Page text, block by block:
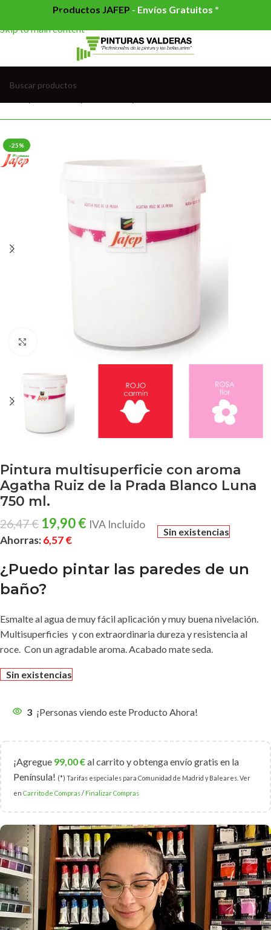
Skip to navigation
Skip to main content
Productos JAFEP - Envíos Gratuitos *
-25%
Clic para ampliar
Pintura multisuperficie con aroma
Agatha Ruiz de la Prada Blanco Luna
750 ml.
26,47€ 19,90€ IVA Incluido
Ahorras:6,57€
Sin existencias
¿Puedo pintar las paredes de un
baño?
Esmalte al agua de muy fácil aplicación y muy buena nivelación.
Multisuperficies y con extraordinaria dureza y resistencia al
roce. Con un agradable aroma. Acabado mate seda.
Sin existencias
3 ¡Personas viendo este Producto Ahora!
¡Agregue 99,00€al carrito y obtenga envío gratis en la
Península! (*) Tarifas especiales para Comunidad de Madrid y Baleares. Ver
en Carrito de Compras/ Finalizar Compras